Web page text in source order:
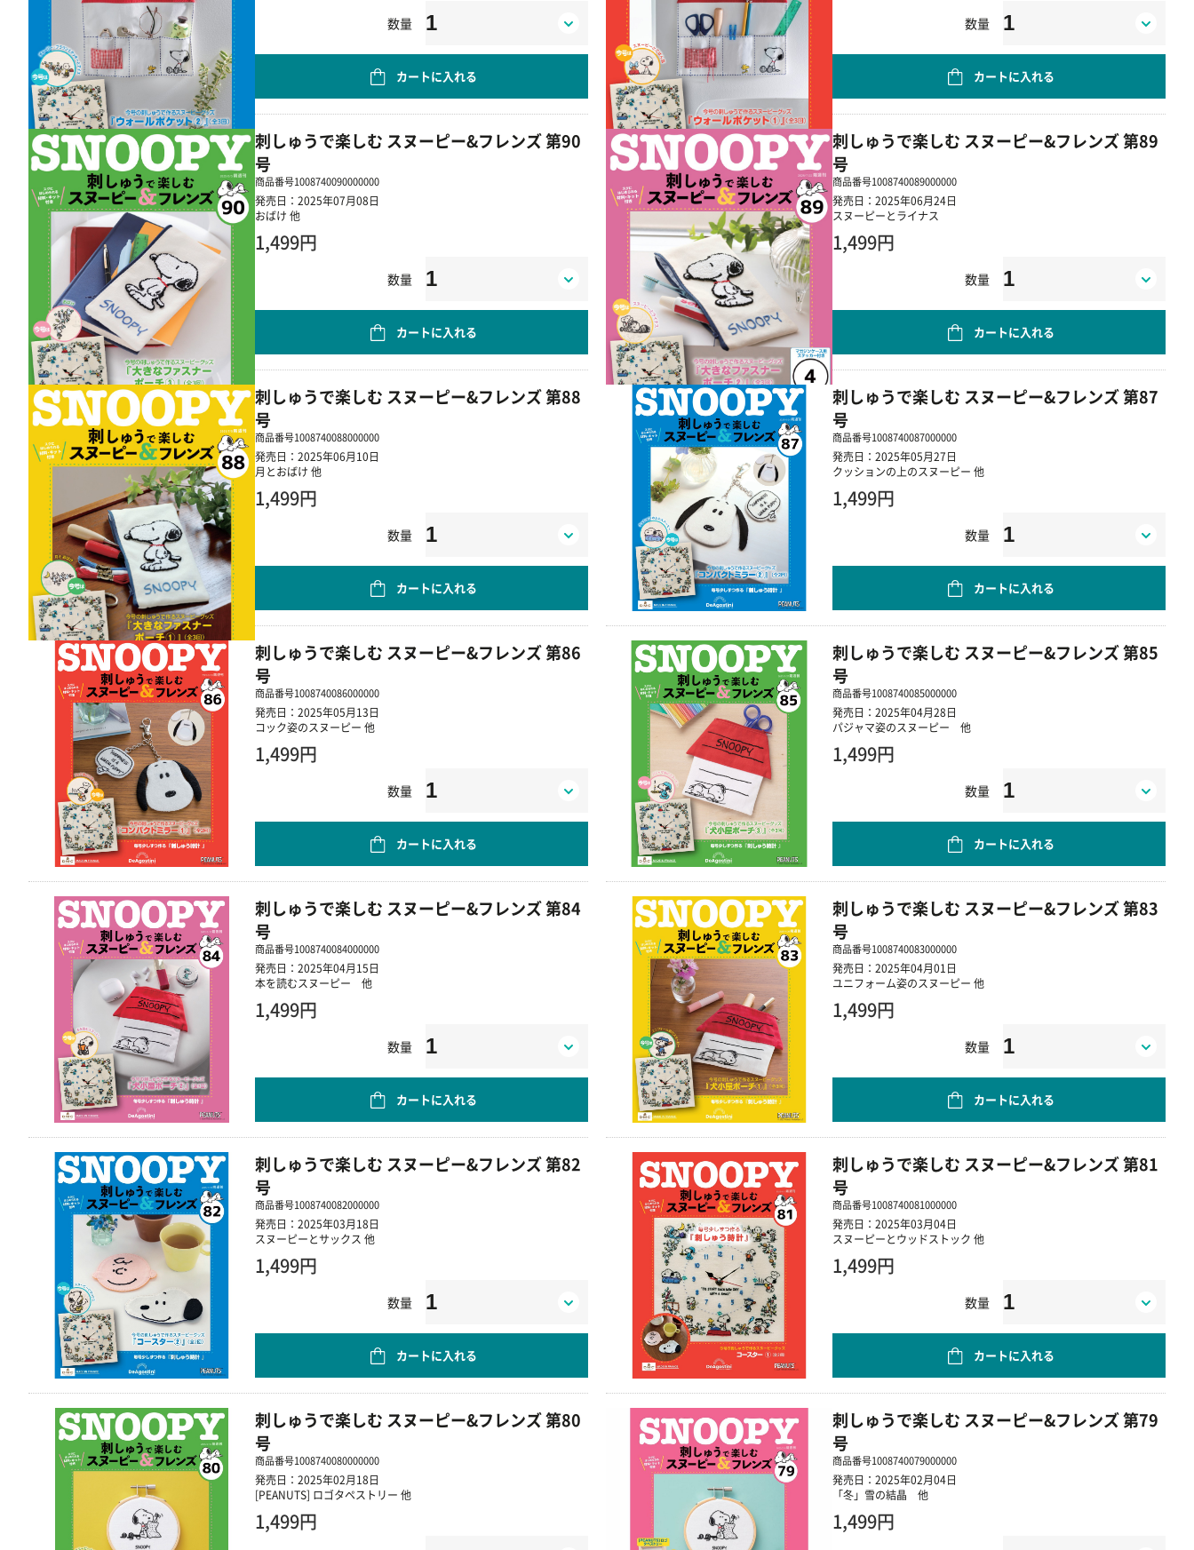
数量
カートに入れる
数量
カートに入れる
刺しゅうで楽しむ スヌーピー&フレンズ 第90
号
商品番号1008740090000000
発売日：2025年07月08日
おばけ 他
1,499円
数量
カートに入れる
刺しゅうで楽しむ スヌーピー&フレンズ 第89
号
商品番号1008740089000000
発売日：2025年06月24日
スヌーピーとライナス
1,499円
数量
カートに入れる
刺しゅうで楽しむ スヌーピー&フレンズ 第88
号
商品番号1008740088000000
発売日：2025年06月10日
月とおばけ 他
1,499円
数量
カートに入れる
刺しゅうで楽しむ スヌーピー&フレンズ 第87
号
商品番号1008740087000000
発売日：2025年05月27日
クッションの上のスヌーピー 他
1,499円
数量
カートに入れる
刺しゅうで楽しむ スヌーピー&フレンズ 第86
号
商品番号1008740086000000
発売日：2025年05月13日
コック姿のスヌーピー 他
1,499円
数量
カートに入れる
刺しゅうで楽しむ スヌーピー&フレンズ 第85
号
商品番号1008740085000000
発売日：2025年04月28日
パジャマ姿のスヌーピー 他
1,499円
数量
カートに入れる
刺しゅうで楽しむ スヌーピー&フレンズ 第84
号
商品番号1008740084000000
発売日：2025年04月15日
本を読むスヌーピー 他
1,499円
数量
カートに入れる
刺しゅうで楽しむ スヌーピー&フレンズ 第83
号
商品番号1008740083000000
発売日：2025年04月01日
ユニフォーム姿のスヌーピー 他
1,499円
数量
カートに入れる
刺しゅうで楽しむ スヌーピー&フレンズ 第82
号
商品番号1008740082000000
発売日：2025年03月18日
スヌーピーとサックス 他
1,499円
数量
カートに入れる
刺しゅうで楽しむ スヌーピー&フレンズ 第81
号
商品番号1008740081000000
発売日：2025年03月04日
スヌーピーとウッドストック 他
1,499円
数量
カートに入れる
刺しゅうで楽しむ スヌーピー&フレンズ 第80
号
商品番号1008740080000000
発売日：2025年02月18日
[PEANUTS] ロゴタペストリー 他
1,499円
刺しゅうで楽しむ スヌーピー&フレンズ 第79
号
商品番号1008740079000000
発売日：2025年02月04日
「冬」雪の結晶 他
1,499円